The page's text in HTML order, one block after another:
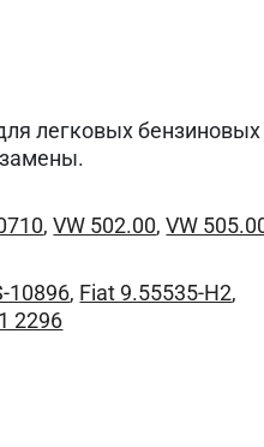
легковых бензиновых
,VW 502.00,VW
10896, Fiat 9.55535-H2,
2296